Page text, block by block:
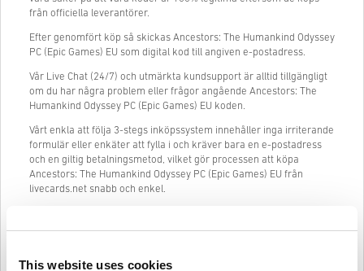
This website uses cookies
från officiella leverantörer.
Efter genomfört köp så skickas Ancestors: The Humankind Odyssey
PC (Epic Games) EU som digital kod till angiven e-postadress.
Vår Live Chat (24/7) och utmärkta kundsupport är alltid tillgängligt
om du har några problem eller frågor angående Ancestors: The
Humankind Odyssey PC (Epic Games) EU koden.
Vårt enkla att följa 3-stegs inköpssystem innehåller inga irriterande
formulär eller enkäter att fylla i och kräver bara en e-postadress
och en giltig betalningsmetod, vilket gör processen att köpa
Ancestors: The Humankind Odyssey PC (Epic Games) EU från
livecards.net snabb och enkel.